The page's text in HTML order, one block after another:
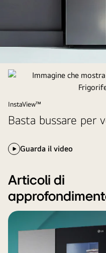
Questa
che
mostra
frigoriferi
InstaView
InstaView™
Basta bussare
Guarda il video
Articoli di